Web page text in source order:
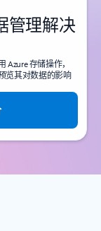
管理解决
存储操作，
览其对数据的影响